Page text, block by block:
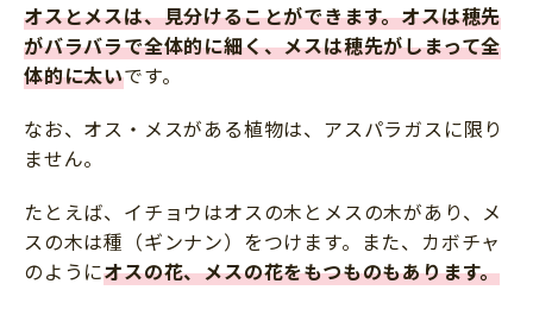
オスとメスは、見分けることができます。オスは穂先
がバラバラで全体的に細く、メスは穂先がしまって全
体的に太いです。
なお、オス・メスがある植物は、アスパラガスに限り
ません。
たとえば、イチョウはオスの木とメスの木があり、メ
スの木は種（ギンナン）をつけます。また、カボチャ
のようにオスの花、メスの花をもつものもあります。